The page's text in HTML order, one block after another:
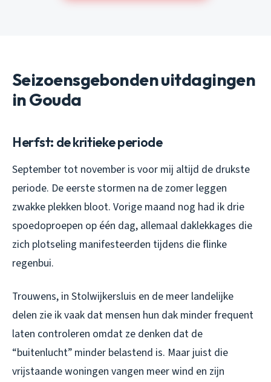
Seizoensgebonden uitdagingen
in Gouda
Herfst: de kritieke periode
September tot november is voor mij altijd de drukste
periode. De eerste stormen na de zomer leggen
zwakke plekken bloot. Vorige maand nog had ik drie
spoedoproepen op één dag, allemaal daklekkages die
zich plotseling manifesteerden tijdens die flinke
regenbui.
Trouwens, in Stolwijkersluis en de meer landelijke
delen zie ik vaak dat mensen hun dak minder frequent
laten controleren omdat ze denken dat de
“buitenlucht” minder belastend is. Maar juist die
vrijstaande woningen vangen meer wind en zijn